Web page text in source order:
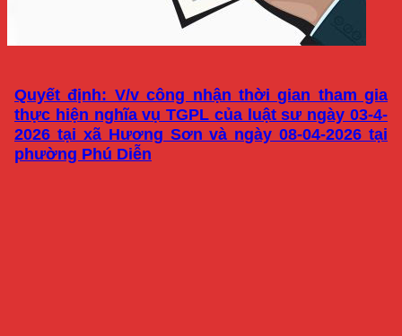
Quyết định: V/v công nhận thời gian tham gia
thực hiện nghĩa vụ TGPL của luật sư ngày 03-4-
2026 tại xã Hương Sơn và ngày 08-04-2026 tại
phường Phú Diễn